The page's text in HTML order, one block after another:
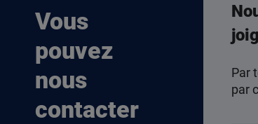
Vous
pouvez
nous
contacter
Par
par